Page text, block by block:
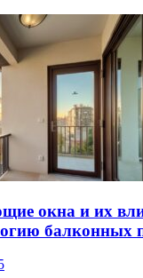
окна и их
балконных